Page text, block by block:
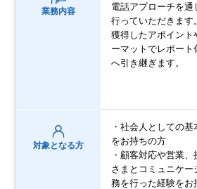
業務内容
電話アプローチを通
行っていただきます。
獲得したアポイント
ーマットでレポート
へ引き継ぎます。
対象となる方
・社会人としての
をお持ちの方
・顧客対応や営業
さまとコミュニケ
務を行った経験をお